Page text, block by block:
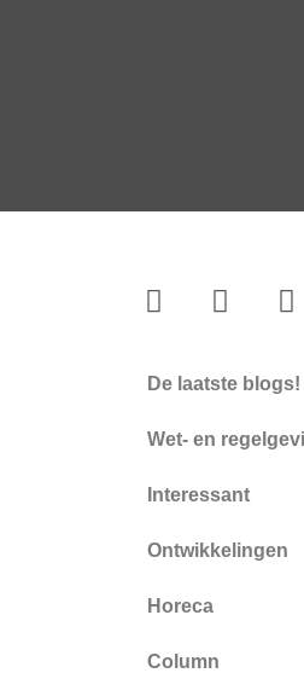
De laatste blogs!
Wet- en
Interessant
Ontwikkelingen
Horeca
Column